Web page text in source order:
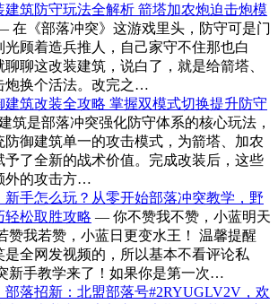
建筑防守玩法全解析 箭塔加农炮迫击炮模
在《部落冲突》这游戏里头，防守可是门
光顾着造兵推人，自己家守不住那也白
聊这改装建筑，说白了，就是给箭塔、
炮换个活法。改完之…
建筑改装全攻略 掌握双模式切换提升防守
筑是部落冲突强化防守体系的核心玩法，
防御建筑单一的攻击模式，为箭塔、加农
予了全新的战术价值。完成改装后，这些
外的攻击方…
新手怎么玩？从零开始部落冲突教学，野
轻松取胜攻略 — 你不赞我不赞，小蓝明天
赞我若赞，小蓝日更变水王！ 温馨提醒
是全网发视频的，所以基本不看评论私
新手教学来了！如果你是第一次…
部落招新：北盟部落号#2RYUGLV2V，欢